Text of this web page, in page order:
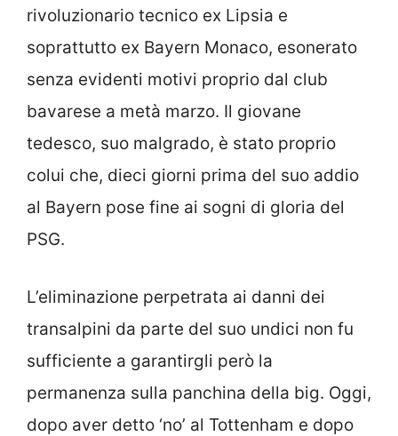
rivoluzionario tecnico ex Lipsia e
soprattutto ex Bayern Monaco, esonerato
senza evidenti motivi proprio dal club
bavarese a metà marzo. Il giovane
tedesco, suo malgrado, è stato proprio
colui che, dieci giorni prima del suo addio
al Bayern pose fine ai sogni di gloria del
PSG.
L’eliminazione perpetrata ai danni dei
transalpini da parte del suo undici non fu
sufficiente a garantirgli però la
permanenza sulla panchina della big. Oggi,
dopo aver detto ‘no’ al Tottenham e dopo